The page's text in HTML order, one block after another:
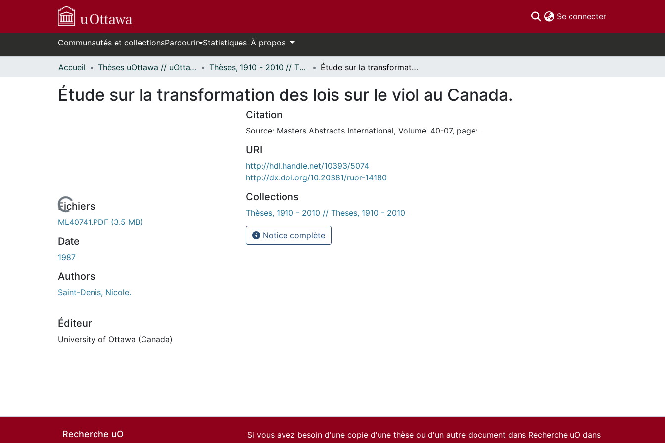
Se connecter(current)
Communautés et collectionsParcourir Statistiques À propos
Accueil Thèses uOttawa // uOttawa Theses Thèses, 1910 - 2010 // Theses, 1910 - 2010 Étude sur la transformation des lois sur le viol au Canada.
Étude sur la transformation des lois sur le viol au Canada.
En cours de chargement...
Fichiers
ML40741.PDF (3.5 MB)
Date
1987
Authors
Saint-Denis, Nicole.
Éditeur
University of Ottawa (Canada)
Citation
Source: Masters Abstracts International, Volume: 40-07, page: .
URI
http://hdl.handle.net/10393/5074
http://dx.doi.org/10.20381/ruor-14180
Collections
Thèses, 1910 - 2010 // Theses, 1910 - 2010
Notice complète
Recherche uO
Si vous avez besoin d'une copie d'une thèse ou d'un autre document dans Recherche uO dans